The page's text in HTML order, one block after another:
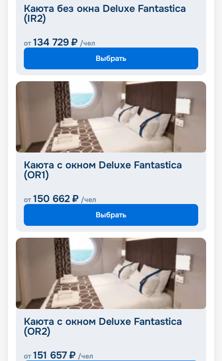
Каюта без окна Deluxe Fantastica
(IR2)
от 134 729 ₽ /чел
Выбрать
Каюта с окном Deluxe Fantastica
(OR1)
от 150 662 ₽ /чел
Выбрать
Каюта с окном Deluxe Fantastica
(OR2)
от 151 657 ₽ /чел